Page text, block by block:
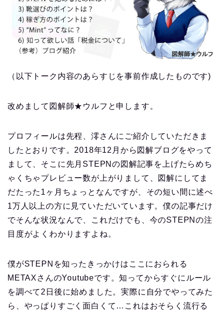
（以下トーク内容のあらすじを事前作成したものです)
改めまして図解師★ウルフと申します。
プロフィールは先程、澪さんにご紹介していただきま
したとおりです。2018年12月から図解ブログをやって
まして、そこに先月STEPNの図解記事を上げたらめち
ゃくちゃプレビュー数が上がりまして、図解にしてま
だたった1ヶ月ちょっとなんですが、その短い間に述べ
1万人以上の方に見ていただいています。僕の記事だけ
でそんな状況なんで、これだけでも、今のSTEPNの注
目度がよくわかりますよね。
僕がSTEPNを知ったきっかけはここにおられる
METAXさんのYoutubeです。知ってからすぐにルール
を調べて2日後に始めました。実際に自分でやってみた
ら、やっぱりすごく面白くて…これはおそらく流行る